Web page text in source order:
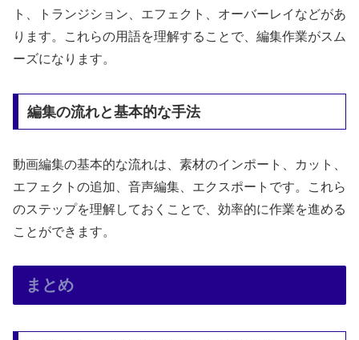
ト、トランジション、エフェクト、オーバーレイなどがあ
ります。これらの用語を理解することで、編集作業がスム
ーズになります。
編集の流れと基本的な手法
動画編集の基本的な流れは、素材のインポート、カット、
エフェクトの追加、音声編集、エクスポートです。これら
のステップを理解しておくことで、効率的に作業を進める
ことができます。
まとめ